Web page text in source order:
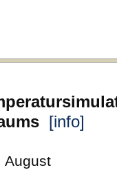
[info]
August